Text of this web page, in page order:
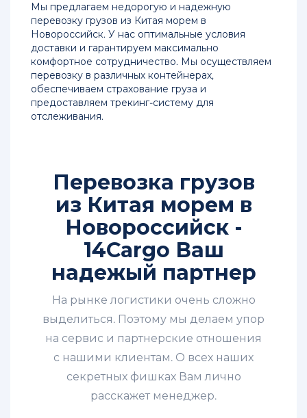
Мы предлагаем недорогую и надежную
перевозку грузов из Китая морем в
Новороссийск. У нас оптимальные условия
доставки и гарантируем максимально
комфортное сотрудничество. Мы осуществляем
перевозку в различных контейнерах,
обеспечиваем страхование груза и
предоставляем трекинг-систему для
отслеживания.
Перевозка грузов
из Китая морем в
Новороссийск -
14Cargo Ваш
надежый партнер
На рынке логистики очень сложно
выделиться. Поэтому мы делаем упор
на сервис и партнерские отношения
с нашими клиентам. О всех наших
секретных фишках Вам лично
расскажет менеджер.